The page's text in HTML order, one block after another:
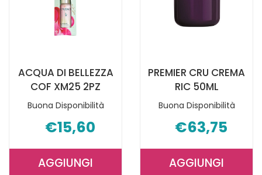
ACQUA DI BELLEZZA
COF XM25 2PZ
Buona Disponibilità
€15,60
AGGIUNGIAGGIUNGI ACQUA
PREMIER CRU CREMA
RIC 50ML
Buona Disponibilità
€63,75
AGGIUNGI
AGGIUNGI